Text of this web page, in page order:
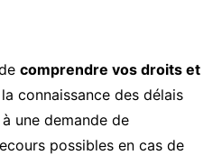
comprendre vos droits et
connaissance des délais
une demande de
possibles en cas de